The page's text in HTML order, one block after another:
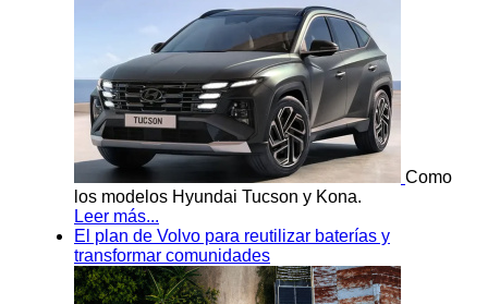
Como
los modelos Hyundai Tucson y Kona.
Leer más...
El plan de Volvo para reutilizar baterías y
transformar comunidades